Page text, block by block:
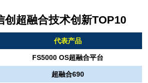
创超融合技术创新TOP10
代表产品
FS5000 OS超融合平台
超融合690